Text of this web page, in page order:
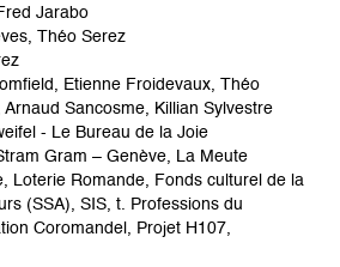
Jarabo
Théo Serez
Etienne Froidevaux, Théo
Arnaud Sancosme, Killian Sylvestre
- Le Bureau de la Joie
Gram – Genève, La Meute
Loterie Romande, Fonds culturel de la
(SSA), SIS, t. Professions du
Coromandel, Projet H107,